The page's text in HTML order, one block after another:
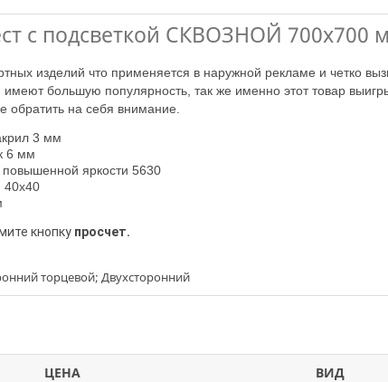
с подсветкой СКВОЗНОЙ 700х700
большую популярность, так же именно этот товар
обратить на себя внимание.
3 мм
6 мм
яркости 5630
40х40
кнопку просчет.
торцевой; Двухсторонний
ЦЕНА ВИД